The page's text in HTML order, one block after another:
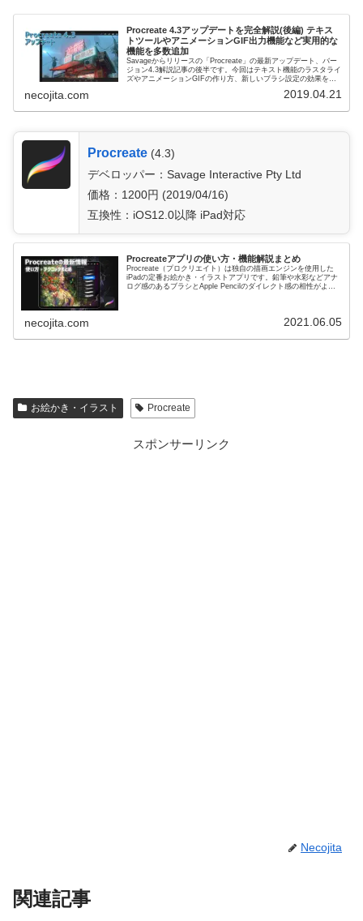
Procreate 4.3アップデートを完全解説(後編) テキス
トツールやアニメーションGIF出力機能など実用的な
機能を多数追加
Savageからリリースの「Procreate」の最新アップデート、バー
ジョン4.3解説記事の後半です。今回はテキスト機能のラスタライ
ズやアニメーションGIFの作り方、新しいブラシ設定の効果を解
necojita.com 2019.04.21
Procreate (4.3)
デベロッパー：Savage Interactive Pty Ltd
価格：1200円 (2019/04/16)
互換性：iOS12.0以降 iPad対応
Procreateアプリの使い方・機能解説まとめ
Procreate（プロクリエイト）は独自の描画エンジンを使用した
iPadの定番お絵かき・イラストアプリです。鉛筆や水彩などアナ
ログ感のあるブラシとApple Pencilのダイレクト感の相性がよ
necojita.com 2021.06.05
お絵かき・イラスト Procreate
スポンサーリンク
Necojita
関連記事